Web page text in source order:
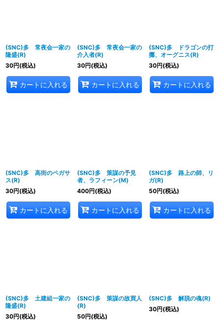
(SNC)多 常夜会一家の
隆盛(R)
30円(税込)
カートに入れる
(SNC)多 常夜会一家の
介入者(R)
30円(税込)
カートに入れる
(SNC)多 ドラゴンの打
擲、オーグニス(R)
30円(税込)
カートに入れる
(SNC)多 高街のペガサ
ス(R)
30円(税込)
カートに入れる
(SNC)多 策謀の予見
者、ラフィーン(M)
400円(税込)
カートに入れる
(SNC)多 路上の師、リ
ガ(R)
50円(税込)
カートに入れる
(SNC)多 土建組一家の
隆盛(R)
30円(税込)
(SNC)多 策謀の故買人
(R)
50円(税込)
(SNC)多 解脱の魂(R)
30円(税込)